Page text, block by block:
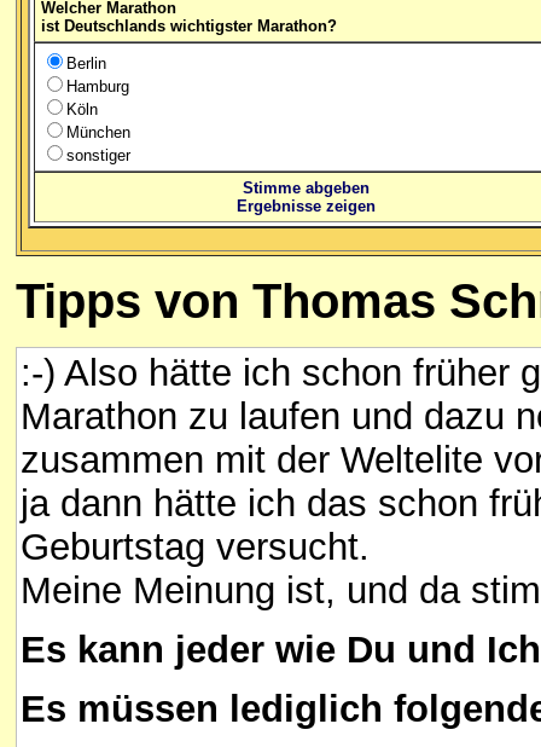
Welcher Marathon
ist Deutschlands wichtigster Marathon?
Berlin
Hamburg
Köln
München
sonstiger
Stimme abgeben
Ergebnisse zeigen
Tipps von Thomas
:-) Also hätte ich schon früher
Marathon zu laufen und dazu
zusammen mit der Weltelite
ja dann hätte ich das schon
Geburtstag versucht.
Meine Meinung ist, und da
Es kann jeder wie Du und
Es müssen lediglich